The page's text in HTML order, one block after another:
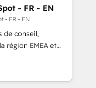
with inbound,
UX, messaging,
🤖AI
services. 🧩
custom
- FR - EN
- FR - EN
de conseil,
région EMEA et
experts en
CRM et